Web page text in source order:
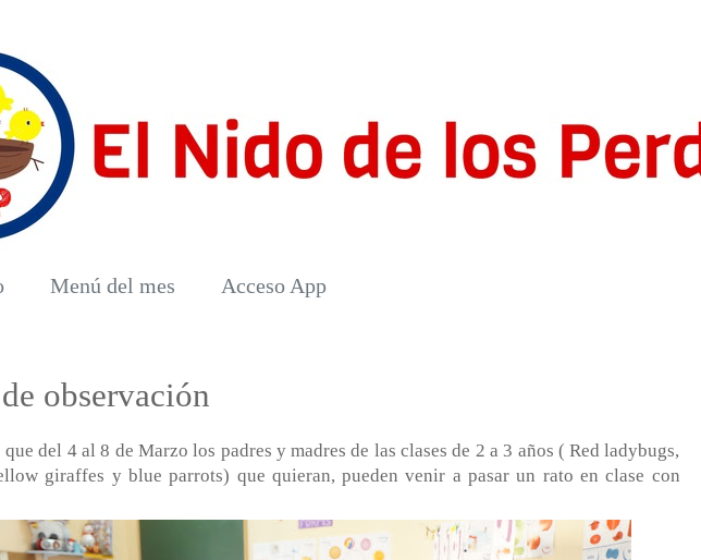
Menú del mes Acceso App
observación
que del 4 al 8 de Marzo los padres y madres de las clases de 2 a 3 años ( Red ladybugs,
giraffes y blue parrots) que quieran, pueden venir a pasar un rato en clase con